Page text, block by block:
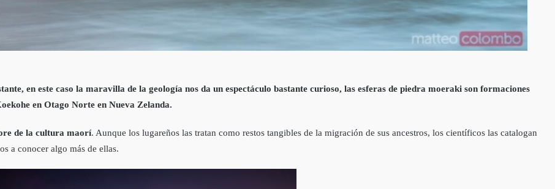
en este caso la maravilla de la geología nos da un espectáculo bastante curioso, las esferas de piedra moeraki son formaciones
en Otago Norte en Nueva Zelanda.
de la cultura maorí. Aunque los lugareños las tratan como restos tangibles de la migración de sus ancestros, los científicos las catalogan
a conocer algo más de ellas.